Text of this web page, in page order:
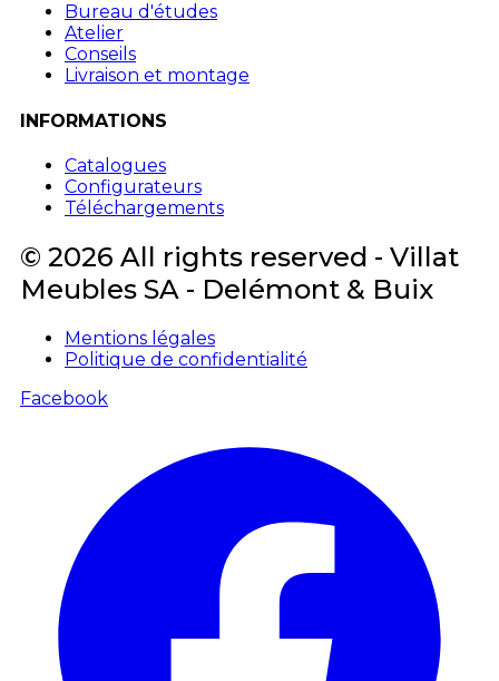
Bureau d'études
Atelier
Conseils
Livraison et montage
INFORMATIONS
Catalogues
Configurateurs
Téléchargements
© 2026 All rights reserved - Villat
Meubles SA - Delémont & Buix
Mentions légales
Politique de confidentialité
Facebook